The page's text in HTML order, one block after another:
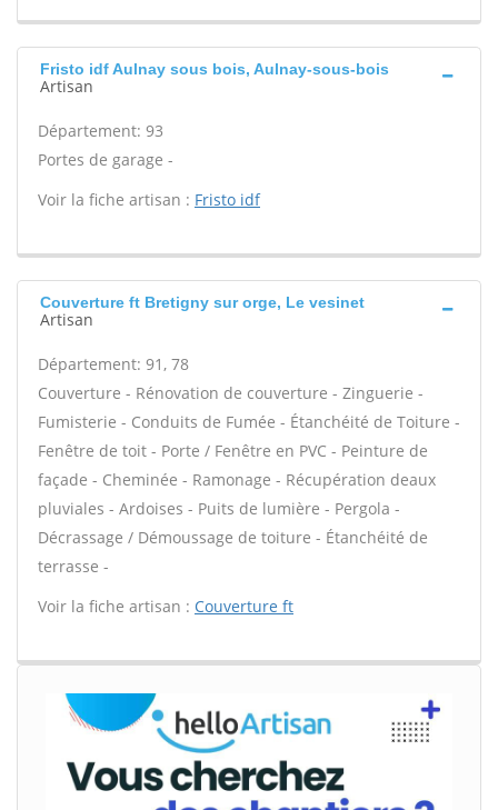
Fristo idf Aulnay sous bois, Aulnay-sous-bois
Artisan
Département: 93
Portes de garage -
Voir la fiche artisan : Fristo idf
Couverture ft Bretigny sur orge, Le vesinet
Artisan
Département: 91, 78
Couverture - Rénovation de couverture - Zinguerie -
Fumisterie - Conduits de Fumée - Étanchéité de Toiture -
Fenêtre de toit - Porte / Fenêtre en PVC - Peinture de
façade - Cheminée - Ramonage - Récupération deaux
pluviales - Ardoises - Puits de lumière - Pergola -
Décrassage / Démoussage de toiture - Étanchéité de
terrasse -
Voir la fiche artisan : Couverture ft